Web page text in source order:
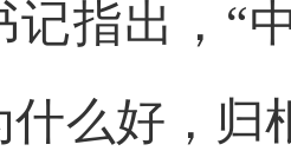
记指出，“
么好，归